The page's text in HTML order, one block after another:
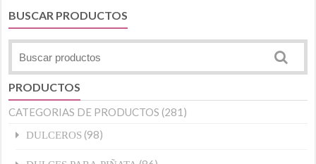
BUSCAR PRODUCTOS
PRODUCTOS
CATEGORIAS DE PRODUCTOS (281)
DULCEROS (98)